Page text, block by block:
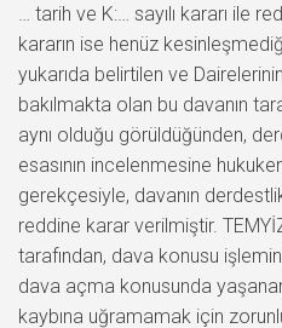
… tarih ve K:… sayılı kararı ile
kararın ise henüz
yukarıda belirtilen ve
bakılmakta olan bu davanın
aynı olduğu görüldüğünden,
esasının incelenmesine
gerekçesiyle, davanın
reddine karar verilmiştir.
tarafından, dava konusu
dava açma konusunda
kaybına uğramamak için